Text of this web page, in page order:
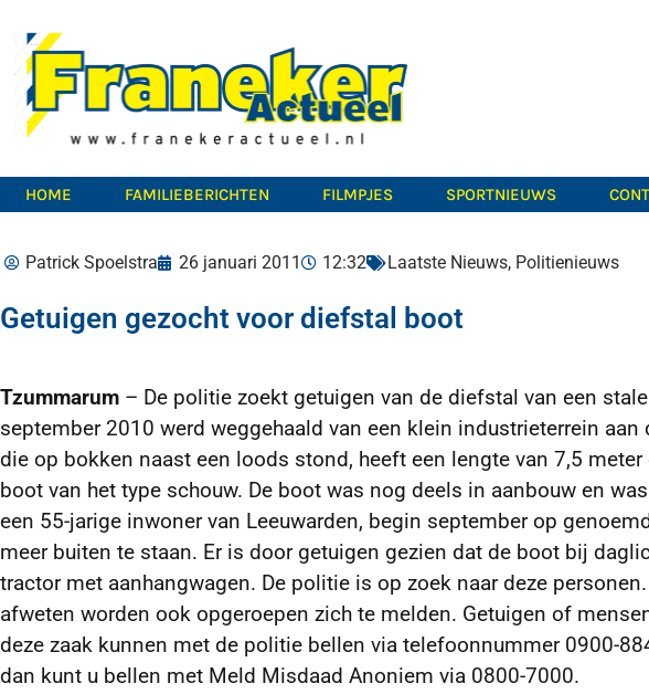
HOME FAMILIEBERICHTEN FILMPJES SPORTNIEUWS
Patrick Spoelstra 26 januari 2011 12:32 Laatste Nieuws, Politienieuws
Getuigen gezocht voor diefstal boot
Tzummarum – De politie zoekt getuigen van de diefstal van een
september 2010 werd weggehaald van een klein industrieterrein aan
die op bokken naast een loods stond, heeft een lengte van 7,5
boot van het type schouw. De boot was nog deels in aanbouw en
een 55-jarige inwoner van Leeuwarden, begin september op
meer buiten te staan. Er is door getuigen gezien dat de boot bij
tractor met aanhangwagen. De politie is op zoek naar deze
afweten worden ook opgeroepen zich te melden. Getuigen of
deze zaak kunnen met de politie bellen via telefoonnummer 0900-
dan kunt u bellen met Meld Misdaad Anoniem via 0800-7000.